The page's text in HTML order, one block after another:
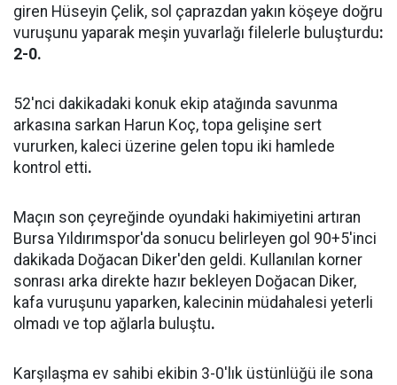
giren Hüseyin Çelik, sol çaprazdan yakın köşeye doğru
vuruşunu yaparak meşin yuvarlağı filelerle buluşturdu:
2-0.
52'nci dakikadaki konuk ekip atağında savunma
arkasına sarkan Harun Koç, topa gelişine sert
vururken, kaleci üzerine gelen topu iki hamlede
kontrol etti.
Maçın son çeyreğinde oyundaki hakimiyetini artıran
Bursa Yıldırımspor'da sonucu belirleyen gol 90+5'inci
dakikada Doğacan Diker'den geldi. Kullanılan korner
sonrası arka direkte hazır bekleyen Doğacan Diker,
kafa vuruşunu yaparken, kalecinin müdahalesi yeterli
olmadı ve top ağlarla buluştu.
Karşılaşma ev sahibi ekibin 3-0'lık üstünlüğü ile sona